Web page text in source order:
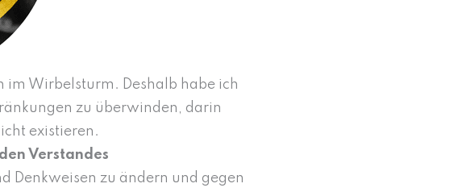
im Wirbelsturm. Deshalb habe ich
zu überwinden, darin
existieren.
Verstandes
Denkweisen zu ändern und gegen